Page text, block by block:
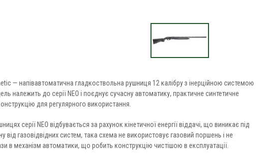
— напівавтоматична гладкоствольна рушниця 12 калібру з інерційною системою
належить до серії NEO і поєднує сучасну автоматику, практичне синтетичне
для регулярного використання.
серії NEO відбувається за рахунок кінетичної енергії віддачі, що виникає під
від газовідвідних систем, така схема не використовує газовий поршень і не
в механізм автоматики, що робить конструкцію чистішою в експлуатації.